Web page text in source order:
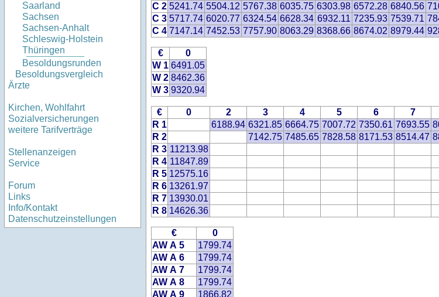
Saarland
Sachsen
Sachsen-Anhalt
Schleswig-Holstein
Thüringen
Besoldungsrunden
Besoldungsvergleich
Ärzte
Kirchen, Wohlfahrt
Sozialversicherungen
weitere Tarifverträge
Stellenanzeigen
Service
Forum
Links
Info/Kontakt
Datenschutzeinstellungen
C 2 5241.74 5504.12 5767.38 6035.75 6303.98 6572.28 6840.56
C 3 5717.74 6020.77 6324.54 6628.34 6932.11 7235.93 7539.71
C 4 7147.14 7452.53 7757.90 8063.29 8368.66 8674.02 8979.44
€
0
W 1 6491.05
W 2 8462.36
W 3 9320.94
€ 0 2 3 4 5 6 7
R 1
6188.94 6321.85 6664.75 7007.72 7350.61 7693.55
R 2
7142.75 7485.65 7828.58 8171.53 8514.47
R 3 11213.98
R 4 11847.89
R 5 12575.16
R 6 13261.97
R 7 13930.01
R 8 14626.36
€
0
AW A 5
1799.74
AW A 6
1799.74
AW A 7
1799.74
AW A 8
1799.74
AW A 9
1866.82